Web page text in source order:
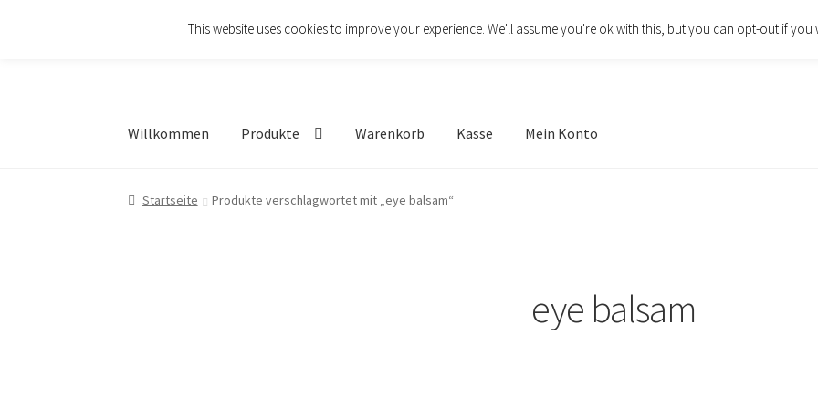
Willkommen Produkte Warenkorb Kasse Mein Konto
Startseite Produkte verschlagwortet mit „eye balsam“
eye balsam
This website uses cookies to improve your experience. We'll assume you're ok with this, but you can opt-out if you